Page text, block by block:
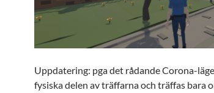
Uppdatering: pga det rådande Corona-
fysiska delen av träffarna och träffas bara